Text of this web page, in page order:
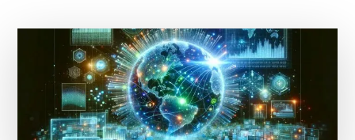
DE
EXEMPLE
&
DE
CE
CONTEAZĂ?